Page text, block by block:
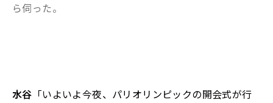
ら伺った。
水谷 「いよいよ今夜、パリオリンピックの開会式が行